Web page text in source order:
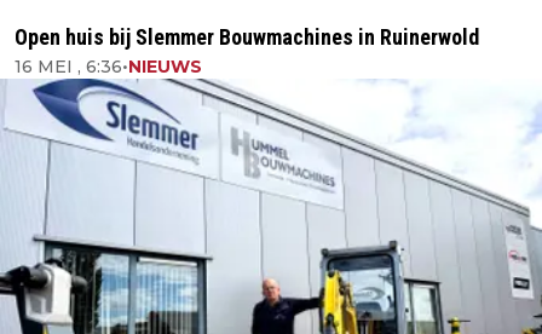
Open huis bij Slemmer Bouwmachines in Ruinerwold
16 MEI , 6:36•NIEUWS